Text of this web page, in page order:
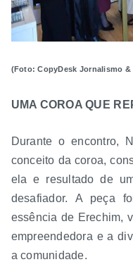
(Foto: CopyDesk Jornalismo &
UMA COROA QUE
Durante o encontro,
conceito da coroa,
ela e resultado de
desafiador. A peça
essência de Erechim,
empreendedora e a
a comunidade.